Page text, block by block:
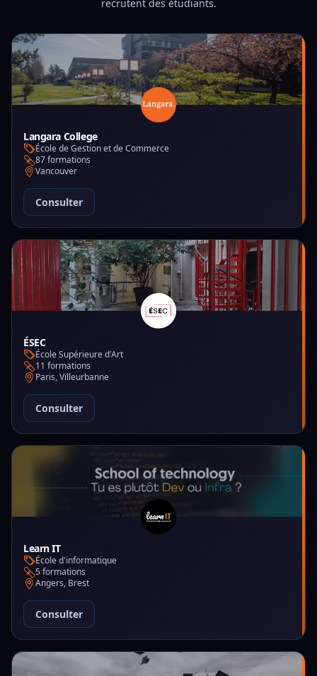
recrutent des étudiants.
Langara College
École de Gestion et de Commerce
87 formations
Vancouver
Consulter
ÉSEC
École Supérieure d'Art
11 formations
Paris, Villeurbanne
Consulter
Learn IT
École d'informatique
5 formations
Angers, Brest
Consulter